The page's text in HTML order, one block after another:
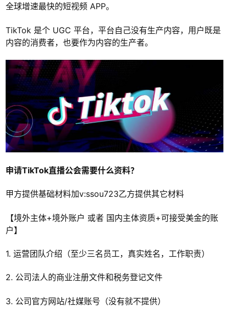
全球增速最快的短视频 APP。
TikTok 是个 UGC 平台，平台自己没有生产内容，用户既是
内容的消费者，也要作为内容的生产者。
申请TikTok直播公会需要什么资料？
甲方提供基础材料加v:ssou723乙方提供其它材料
【境外主体+境外账户 或者 国内主体资质+可接受美金的账
户】
1. 运营团队介绍（至少三名员工，真实姓名，工作职责）
2. 公司法人的商业注册文件和税务登记文件
3. 公司官方网站/社媒账号（没有就不提供）